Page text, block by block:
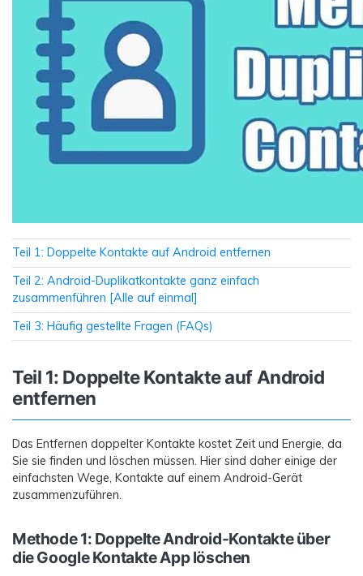
Teil 1: Doppelte Kontakte auf Android entfernen
Teil 2: Android-Duplikatkontakte ganz einfach
zusammenführen [Alle auf einmal]
Teil 3: Häufig gestellte Fragen (FAQs)
Teil 1: Doppelte Kontakte auf Android
entfernen
Das Entfernen doppelter Kontakte kostet Zeit und Energie, da
Sie sie finden und löschen müssen. Hier sind daher einige der
einfachsten Wege, Kontakte auf einem Android-Gerät
zusammenzuführen.
Methode 1: Doppelte Android-Kontakte über
die Google Kontakte App löschen